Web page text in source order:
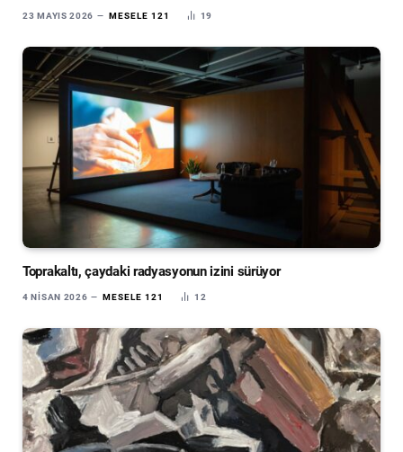
23 MAYIS 2026 MESELE 121 19
Toprakaltı, çaydaki radyasyonun izini sürüyor
4 NISAN 2026 MESELE 121 12